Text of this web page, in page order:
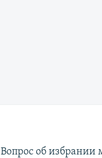
Вопрос об избрании